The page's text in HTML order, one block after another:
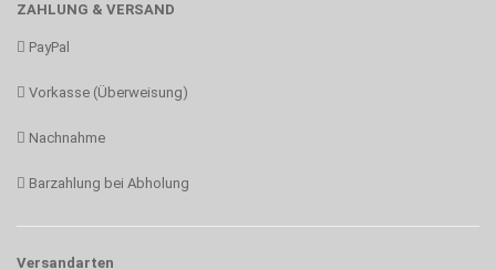
ZAHLUNG & VERSAND
PayPal
Vorkasse (Überweisung)
Nachnahme
Barzahlung bei Abholung
Versandarten